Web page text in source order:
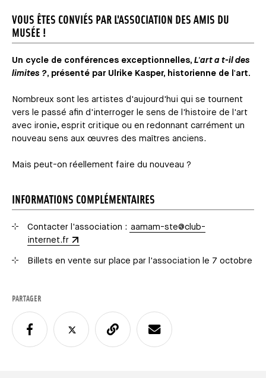
VOUS ÊTES CONVIÉS PAR L'ASSOCIATION DES AMIS DU
MUSÉE !
Un cycle de conférences exceptionnelles, L'art a t-il des
limites ?, présenté par Ulrike Kasper, historienne de l'art.
Nombreux sont les artistes d'aujourd'hui qui se tournent
vers le passé afin d'interroger le sens de l'histoire de l'art
avec ironie, esprit critique ou en redonnant carrément un
nouveau sens aux œuvres des maîtres anciens.
Mais peut-on réellement faire du nouveau ?
INFORMATIONS COMPLÉMENTAIRES
Contacter l'association : aamam-ste@club-
internet.fr
Billets en vente sur place par l'association le 7 octobre
PARTAGER